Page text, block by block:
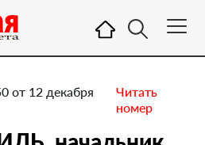
от 12 декабря
Читать
номер